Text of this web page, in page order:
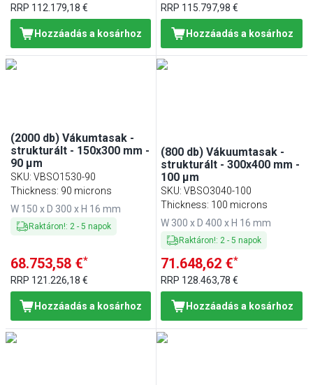
RRP 112.179,18 €
Hozzáadás a kosárhoz
RRP 115.797,98 €
Hozzáadás a kosárhoz
(2000 db) Vákumtasak -
strukturált - 150x300 mm -
90 µm
SKU: VBSO1530-90
Thickness: 90 microns
W 150 x D 300 x H 16 mm
Raktáron!: 2- 5 napok
68.753,58 €*
RRP 121.226,18 €
Hozzáadás a kosárhoz
(800 db) Vákuumtasak -
strukturált - 300x400 mm -
100 µm
SKU:VBSO3040-100
Thickness: 100 microns
W 300 x D 400 x H 16 mm
Raktáron!: 2 -5 napok
71.648,62 €*
RRP 128.463,78 €
Hozzáadás a kosárhoz